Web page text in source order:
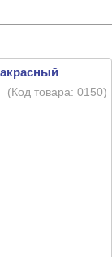
(Код товара: 0150)